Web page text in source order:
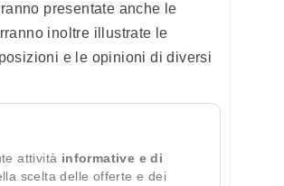
presentate anche le
inoltre illustrate le
e le opinioni di diversi
attività informative e di
scelta delle offerte e dei